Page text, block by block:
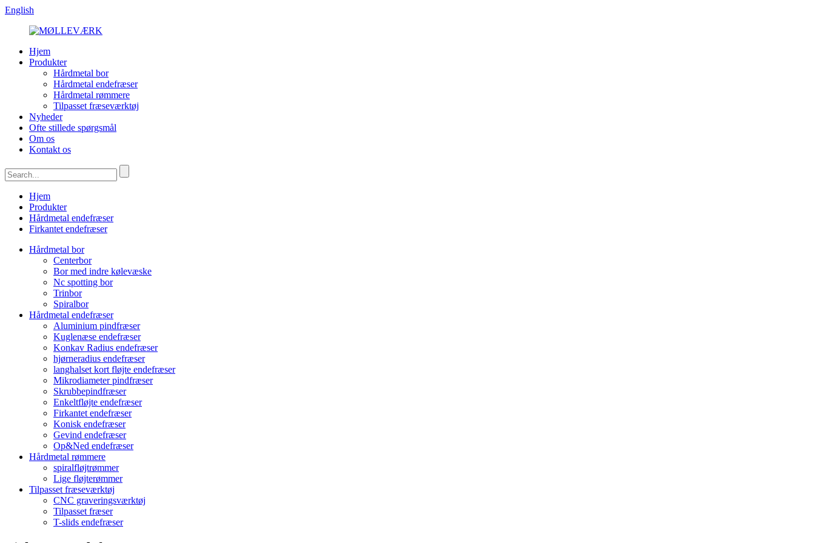
English
Hjem
Produkter
Hårdmetal bor
Hårdmetal endefræser
Hårdmetal rømmere
Tilpasset fræseværktøj
Nyheder
Ofte stillede spørgsmål
Om os
Kontakt os
Hjem
Produkter
Hårdmetal endefræser
Firkantet endefræser
Hårdmetal bor
Centerbor
Bor med indre kølevæske
Nc spotting bor
Trinbor
Spiralbor
Hårdmetal endefræser
Aluminium pindfræser
Kuglenæse endefræser
Konkav Radius endefræser
hjørneradius endefræser
langhalset kort fløjte endefræser
Mikrodiameter pindfræser
Skrubbepindfræser
Enkeltfløjte endefræser
Firkantet endefræser
Konisk endefræser
Gevind endefræser
Op&Ned endefræser
Hårdmetal rømmere
spiralfløjtrømmer
Lige fløjterømmer
Tilpasset fræseværktøj
CNC graveringsværktøj
Tilpasset fræser
T-slids endefræser